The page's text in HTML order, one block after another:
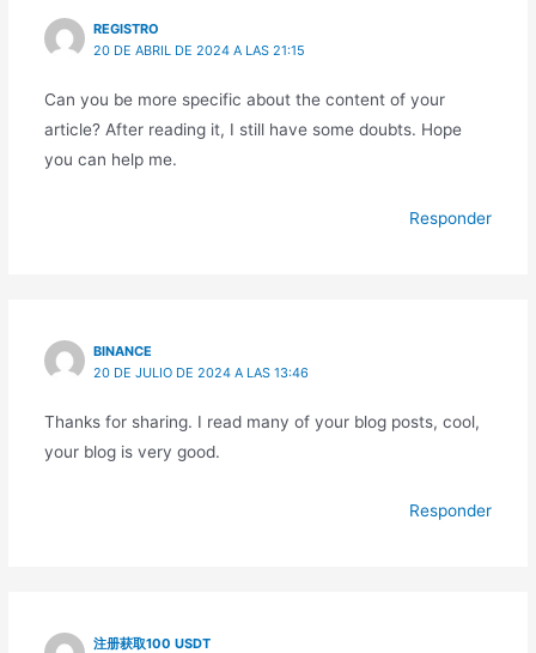
REGISTRO
20 DE ABRIL DE 2024 A LAS 21:15
Can you be more specific about the content of your
article? After reading it, I still have some doubts. Hope
you can help me.
Responder
BINANCE
20 DE JULIO DE 2024 A LAS 13:46
Thanks for sharing. I read many of your blog posts, cool,
your blog is very good.
Responder
注册获取100 USDT